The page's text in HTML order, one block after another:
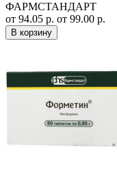
ФАРМСТАНДАРТ
от 94.05 р. от 99.00 р.
В корзину